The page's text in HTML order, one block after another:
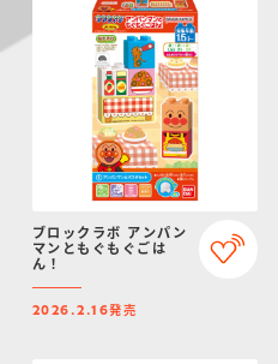
ブロックラボ アンパン
マンともぐもぐごは
ん！
2026.2.16発売